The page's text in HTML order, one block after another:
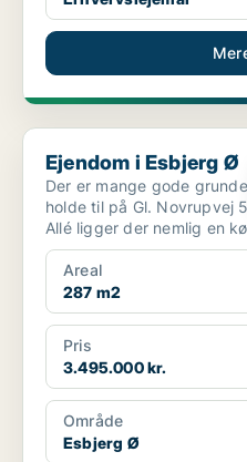
Ejendom i Esbjerg Ø
Ejendom i Esbjerg Ø
Der er mange gode
holde til på Gl. Novrupvej
Allé ligger der nemlig en
Areal
287 m2
Pris
3.495.000 kr.
Område
Esbjerg Ø